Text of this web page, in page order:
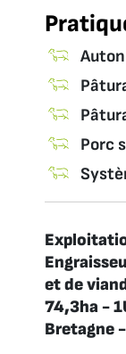
Porc
et de
74,3ha -
Bretagne